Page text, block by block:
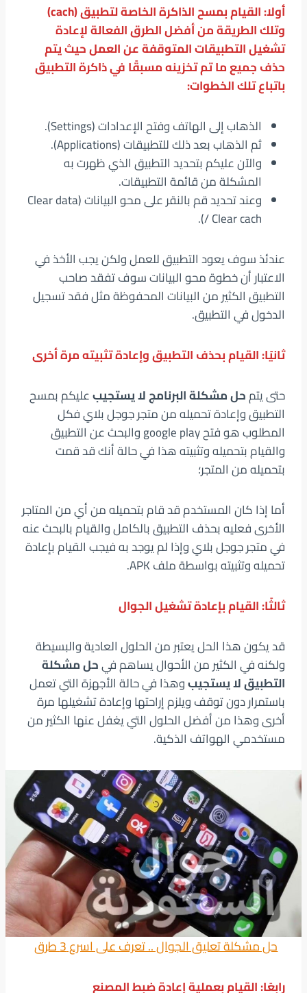
أولا: القيام بمسح الذاكرة الخاصة لتطبيق (cach)
وتلك الطريقة من أفضل الطرق الفعالة لإعادة
تشغيل التطبيقات المتوقفة عن العمل حيث يتم
حذف جميع ما تم تخزينه مسبقًا في ذاكرة التطبيق
باتباع تلك الخطوات:
الذهاب إلى الهاتف وفتح الإعدادات (Settings).
ثم الذهاب بعد ذلك للتطبيقات (Applications).
والآن عليكم بتحديد التطبيق الذي ظهرت به
المشكلة من قائمة التطبيقات.
وعند تحديد قم بالنقر على محو البيانات (Clear data
/ Clear cach).
عندئذ سوف يعود التطبيق للعمل ولكن يجب الأخذ في
الاعتبار أن خطوة محو البيانات سوف تفقد صاحب
التطبيق الكثير من البيانات المحفوظة مثل فقد تسجيل
الدخول في التطبيق.
ثانيًا: القيام بحذف التطبيق وإعادة تثبيته مرة أخرى
حتى يتمحل مشكلة البرنامج لا يستجيبعليكم بمسح
التطبيق وإعادة تحميله من متجر جوجل بلاي فكل
المطلوب هو فتح google play والبحث عن التطبيق
والقيام بتحميله وتثبيته هذا في حالة أنك قد قمت
بتحميله من المتجر؛
أما إذا كان المستخدم قد قام بتحميله من أي من المتاجر
الأخرى فعليه بحذف التطبيق بالكامل والقيام بالبحث عنه
في متجر جوجل بلاي وإذا لم يوجد به فيجب القيام بإعادة
تحميله وتثبيته بواسطة ملف APK.
ثالثًا: القيام بإعادة تشغيل الجوال
قد يكون هذا الحل يعتبر من الحلول العادية والبسيطة
ولكنه في الكثير من الأحوال يساهم فيحل مشكلة
التطبيق لا يستجيبوهذا في حالة الأجهزة التي تعمل
باستمرار دون توقف ويلزم إراحتها وإعادة تشغيلها مرة
أخرى وهذا من أفضل الحلول التي يغفل عنها الكثير من
مستخدمي الهواتف الذكية.
حل مشكلة تعليق الجوال .. تعرف على اسرع 3 طرق
رابعًا: القيام بعملية إعادة ضبط المصنع